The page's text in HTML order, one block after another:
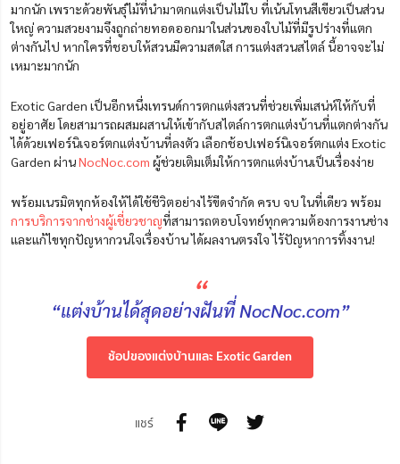
มากนัก เพราะด้วยพันธุ์ไม้ที่นำมาตกแต่งเป็นไม้ใบ ที่เน้นโทนสีเขียวเป็นส่วน
ใหญ่ ความสวยงามจึงถูกถ่ายทอดออกมาในส่วนของใบไม้ที่มีรูปร่างที่แตก
ต่างกันไป หากใครที่ชอบให้สวนมีความสดใส การแต่งสวนสไตล์ นี้อาจจะไม่
เหมาะมากนัก
Exotic Garden เป็นอีกหนึ่งเทรนด์การตกแต่งสวนที่ช่วยเพิ่มเสน่ห์ให้กับที่
อยู่อาศัย โดยสามารถผสมผสานให้เข้ากับสไตล์การตกแต่งบ้านที่แตกต่างกัน
ได้ด้วยเฟอร์นิเจอร์ตกแต่งบ้านที่ลงตัว เลือกช้อปเฟอร์นิเจอร์ตกแต่ง Exotic
Garden ผ่านNocNoc.com ผู้ช่วยเติมเต็มให้การตกแต่งบ้านเป็นเรื่องง่าย
พร้อมเนรมิตทุกห้องให้ได้ใช้ชีวิตอย่างไร้ขีดจำกัด ครบ จบ ในที่เดียว พร้อม
การบริการจากช่างผู้เชี่ยวชาญที่สามารถตอบโจทย์ทุกความต้องการงานช่าง
และแก้ไขทุกปัญหากวนใจเรื่องบ้าน ได้ผลงานตรงใจ ไร้ปัญหาการทิ้งงาน!
“
“แต่งบ้านได้สุดอย่างฝันที่ NocNoc.com”
ช้อปของแต่งบ้านและ Exotic Garden
แชร์